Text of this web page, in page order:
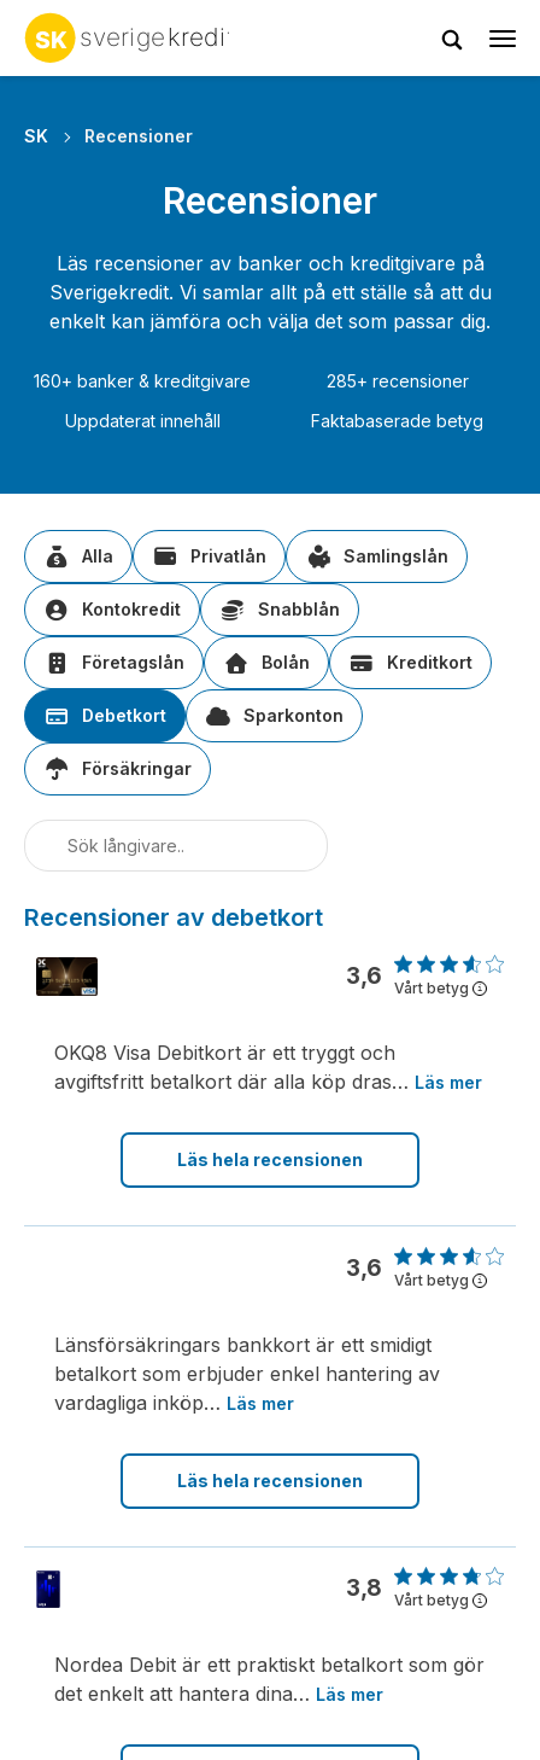
SK Recensioner
Recensioner
Läs recensioner av banker och kreditgivare på
Sverigekredit. Vi samlar allt på ett ställe så att du
enkelt kan jämföra och välja det som passar dig.
160+ banker & kreditgivare
285+ recensioner
Uppdaterat innehåll
Faktabaserade betyg
Alla Privatlån Samlingslån
Kontokredit Snabblån
Företagslån Bolån Kreditkort
Debetkort Sparkonton
Försäkringar
Recensioner av debetkort
3,6 Vårt betyg i
OKQ8 Visa Debitkort är ett tryggt och
avgiftsfritt betalkort där alla köp dras… Läs mer
Läs hela recensionen
3,6 Vårt betyg i
Länsförsäkringars bankkort är ett smidigt
betalkort som erbjuder enkel hantering av
vardagliga inköp… Läs mer
Läs hela recensionen
3,8 Vårt betyg i
Nordea Debit är ett praktiskt betalkort som gör
det enkelt att hantera dina… Läs mer